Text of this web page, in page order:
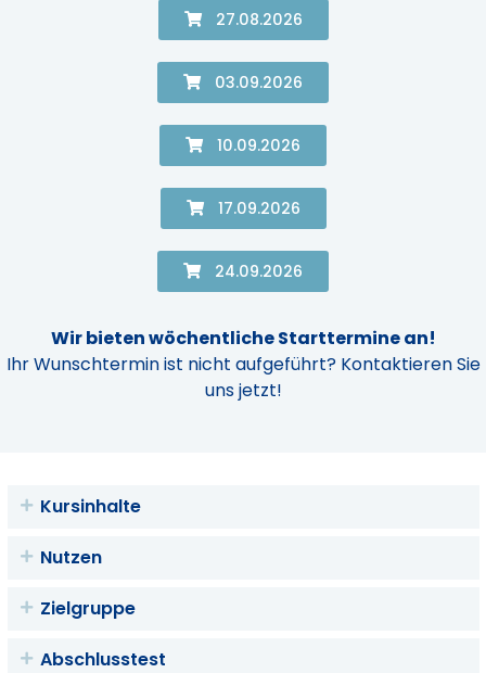
Kursinhalte
Nutzen
Zielgruppe
Abschlusstest
27.08.2026
03.09.2026
10.09.2026
17.09.2026
24.09.2026
Wir bieten wöchentliche Starttermine an!
Ihr Wunschtermin ist nicht aufgeführt? Kontaktieren Sie
uns jetzt!